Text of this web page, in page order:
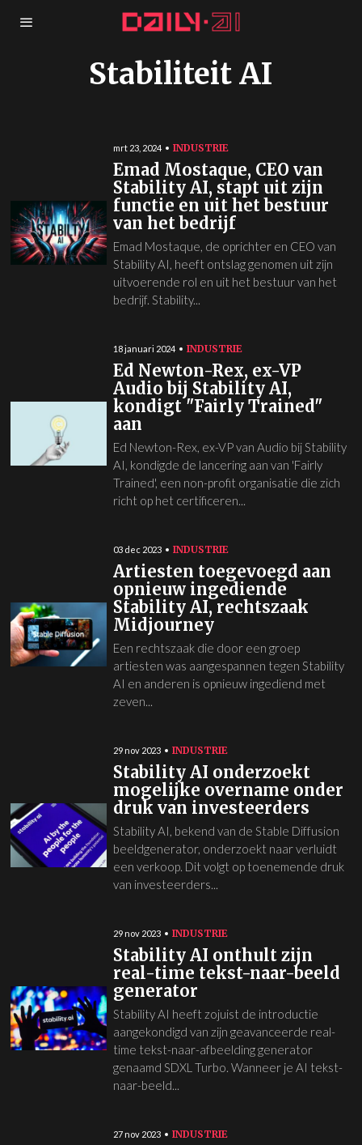
Stabiliteit AI
mrt 23, 2024 INDUSTRIE
Emad Mostaque, CEO van
Stability AI, stapt uit zijn
functie en uit het bestuur
van het bedrijf
Emad Mostaque, de oprichter en CEO van
Stability AI, heeft ontslag genomen uit zijn
uitvoerende rol en uit het bestuur van het
bedrijf. Stability...
18 januari 2024 INDUSTRIE
Ed Newton-Rex, ex-VP
Audio bij Stability AI,
kondigt "Fairly Trained"
aan
Ed Newton-Rex, ex-VP van Audio bij Stability
AI, kondigde de lancering aan van 'Fairly
Trained', een non-profit organisatie die zich
richt op het certificeren...
03 dec 2023 INDUSTRIE
Artiesten toegevoegd aan
opnieuw ingediende
Stability AI, rechtszaak
Midjourney
Een rechtszaak die door een groep
artiesten was aangespannen tegen Stability
AI en anderen is opnieuw ingediend met
zeven...
29 nov 2023 INDUSTRIE
Stability AI onderzoekt
mogelijke overname onder
druk van investeerders
Stability AI, bekend van de Stable Diffusion
beeldgenerator, onderzoekt naar verluidt
een verkoop. Dit volgt op toenemende druk
van investeerders...
29 nov 2023 INDUSTRIE
Stability AI onthult zijn
real-time tekst-naar-beeld
generator
Stability AI heeft zojuist de introductie
aangekondigd van zijn geavanceerde real-
time tekst-naar-afbeelding generator
genaamd SDXL Turbo. Wanneer je AI tekst-
naar-beeld...
27 nov 2023 INDUSTRIE